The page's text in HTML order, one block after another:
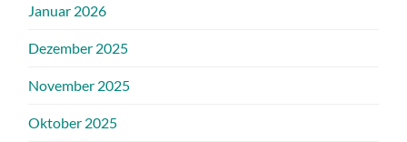
Januar 2026
Dezember 2025
November 2025
Oktober 2025